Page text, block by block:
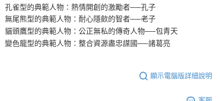
孔雀型的典範人物：熱情開創的激勵者──孔子
無尾熊型的典範人物：耐心隱歛的智者──老子
貓頭鷹型的典範人物：公正無私的傳奇人物──包青天
變色龍型的典範人物：整合資源盡忠謀國──諸葛亮
顯示電腦版詳細說明